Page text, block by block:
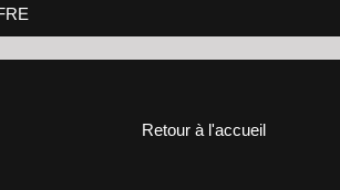
Retour à l'accueil